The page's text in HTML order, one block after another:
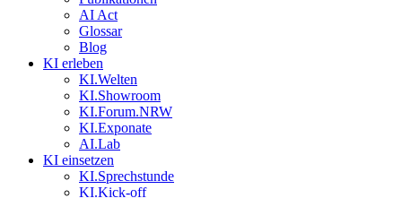
AI Act
Glossar
Blog
KI erleben
KI.Welten
KI.Showroom
KI.Forum.NRW
KI.Exponate
AI.Lab
KI einsetzen
KI.Sprechstunde
KI.Kick-off